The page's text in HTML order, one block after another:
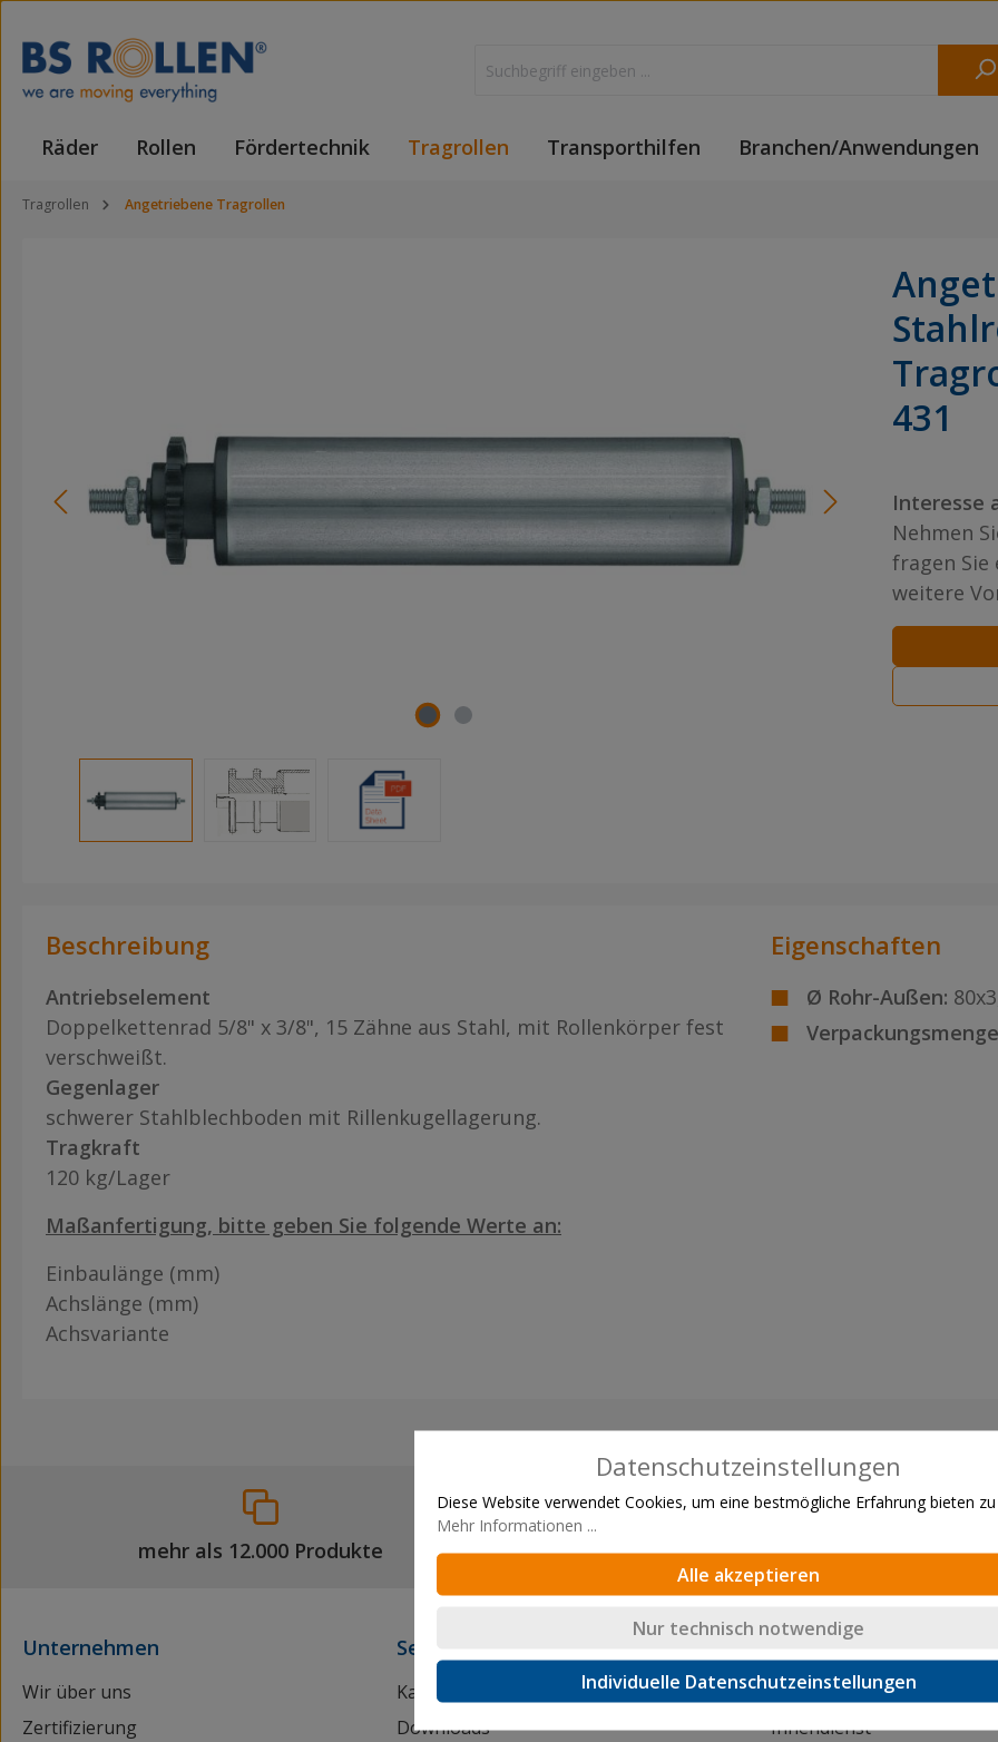
Räder Rollen Fördertechnik Tragrollen Transporthilfen Branchen/Anwendungen
Tragrollen Angetriebene Tragrollen
431
Interesse
Nehmen
fragen Sie
weitere
Beschreibung
Antriebselement
Doppelkettenrad 5/8" x 3/8", 15 Zähne aus Stahl, mit Rollenkörper fest
verschweißt.
Gegenlager
schwerer Stahlblechboden mit Rillenkugellagerung.
Tragkraft
120 kg/Lager
Maßanfertigung, bitte geben Sie folgende Werte an:
Einbaulänge (mm)
Achslänge (mm)
Achsvariante
Eigenschaften
Ø Rohr-Außen:
mehr als 12.000 Produkte Lieferung innerhalb von 24h
Unternehmen
Wir über uns
Zertifizierung
Service
Kataloganforderung
Downloads
Kontakt
Kontaktformular
Innendienst
Datenschutzeinstellungen
Diese Website verwendet Cookies, um eine bestmögliche Erfahrung bieten
Mehr Informationen ...
Alle akzeptieren
Nur technisch notwendige
Individuelle Datenschutzeinstellungen